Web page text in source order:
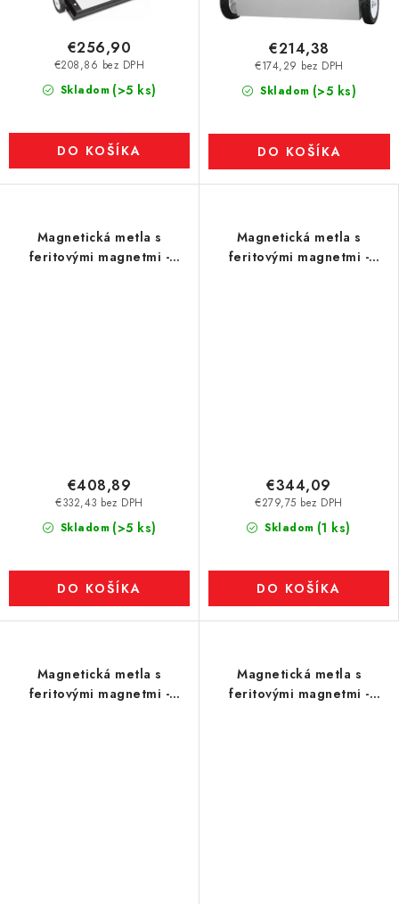
Skladom (>5 ks)
€208,86 bez DPH
€256,90
DO KOŠÍKA
Skladom (>5 ks)
€174,29 bez DPH
€214,38
DO KOŠÍKA
Magnetická metla s
feritovými magnetmi -
Skladom (>5 ks)
€332,43 bez DPH
€408,89
DO KOŠÍKA
Magnetická metla s
feritovými magnetmi -
Skladom (1 ks)
€279,75 bez DPH
€344,09
DO KOŠÍKA
Magnetická metla s
feritovými magnetmi -
Magnetická metla s
feritovými magnetmi -